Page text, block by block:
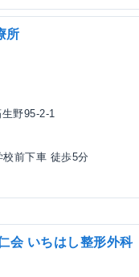
所
野95-2-1
校前下車 徒歩5分
会 いちはし整形外科